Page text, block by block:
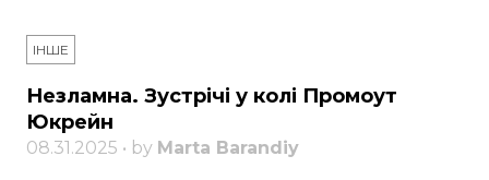
ІНШЕ
Незламна. Зустрічі у колі Промоут
Юкрейн
08.31.2025 • by Marta Barandiy